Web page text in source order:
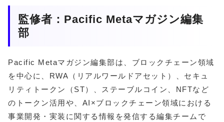
監修者：Pacific Metaマガジン編集
部
Pacific Metaマガジン編集部は、ブロックチェーン領域
を中心に、RWA（リアルワールドアセット）、セキュ
リティトークン（ST）、ステーブルコイン、NFTなど
のトークン活用や、AI×ブロックチェーン領域における
事業開発・実装に関する情報を発信する編集チームで